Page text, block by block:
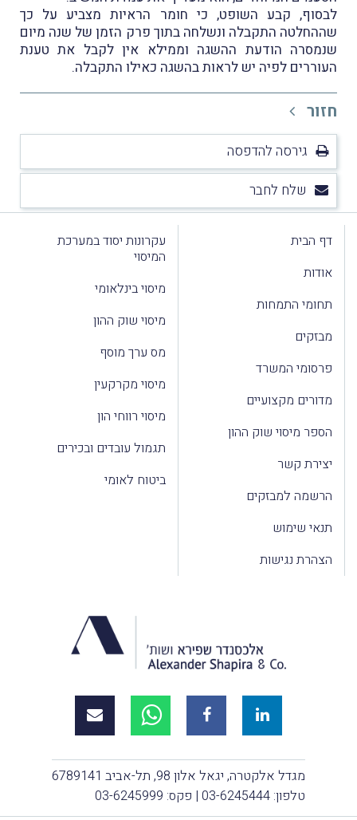
לבסוף, קבע השופט, כי חומר הראיות מצביע על כך
שההחלטה התקבלה ונשלחה בתוך פרק הזמן של שנה מיום
שנמסרה הודעת ההשגה וממילא אין לקבל את טענת
העוררים לפיה יש לראות בהשגה כאילו התקבלה.
חזור
גירסה להדפסה
שלח לחבר
דף הבית
אודות
תחומי התמחות
מבזקים
פרסומי המשרד
מדורים מקצועיים
הספר מיסוי שוק ההון
יצירת קשר
הרשמה למבזקים
תנאי שימוש
הצהרת נגישות
עקרונות יסוד במערכת
המיסוי
מיסוי בינלאומי
מיסוי שוק ההון
מס ערך מוסף
מיסוי מקרקעין
מיסוי רווחי הון
תגמול עובדים ובכירים
ביטוח לאומי
מגדל אלקטרה, יגאל אלון 98, תל-אביב 6789141
טלפון: 03-6245444 | פקס: 03-6245999